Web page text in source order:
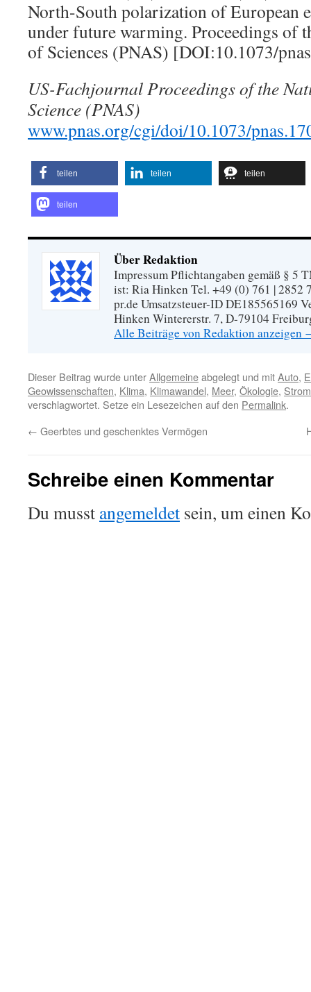
North-South polarization of European
under future warming. Proceedings of
of Sciences (PNAS) [DOI:10.1073/
US-Fachjournal Proceedings of the
Science (PNAS)
www.pnas.org/cgi/doi/10.1073/
teilen teilen teilen
teilen
Über Redaktion
Impressum Pflichtangaben gemäß § 5
ist: Ria Hinken Tel. +49 (0) 761 | 2852
pr.de Umsatzsteuer-ID DE185565169
Hinken Wintererstr. 7, D-79104
Alle Beiträge von Redaktion anzeigen
Dieser Beitrag wurde unterAllgemeineabgelegt und mitAuto,
Geowissenschaften, Klima, Klimawandel, Meer, Ökologie,
verschlagwortet. Setze ein Lesezeichen auf den Permalink.
← Geerbtes und geschenktes Vermögen
Schreibe einen Kommentar
Du musst angemeldet sein, um einen